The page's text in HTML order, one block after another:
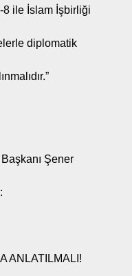
8 ile İslam İşbirliği
diplomatik
Şener
ANLATILMALI!